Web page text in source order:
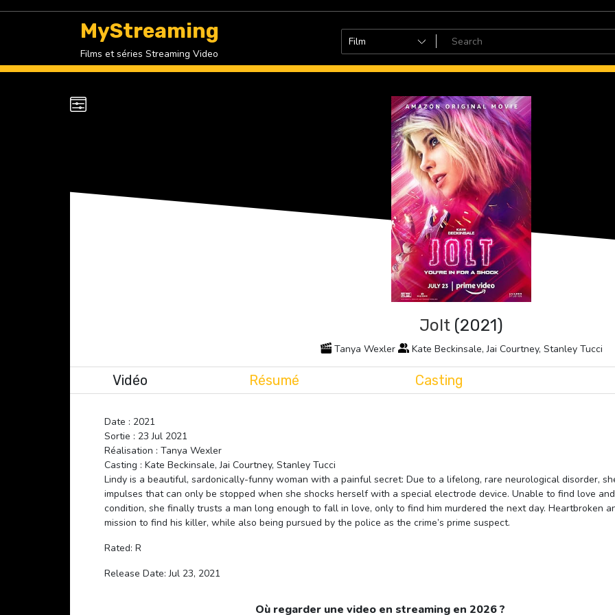
MyStreaming
Films et séries Streaming Video
Jolt (2021)
Tanya Wexler Kate Beckinsale, Jai Courtney, Stanley Tucci
Vidéo Résumé Casting
Date : 2021
Sortie : 23 Jul 2021
Réalisation : Tanya Wexler
Casting : Kate Beckinsale, Jai Courtney, Stanley Tucci
Lindy is a beautiful, sardonically-funny woman with a painful secret: Due to a lifelong, rare neurological disorder,
impulses that can only be stopped when she shocks herself with a special electrode device. Unable to find love
condition, she finally trusts a man long enough to fall in love, only to find him murdered the next day. Heartbroken
mission to find his killer, while also being pursued by the police as the crime’s prime suspect.
Rated: R
Release Date: Jul 23, 2021
Où regarder une video en streaming en 2026 ?